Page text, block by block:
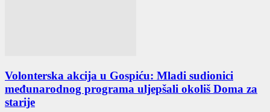
Volonterska akcija u Gospiću: Mladi sudionici
međunarodnog programa uljepšali okoliš Doma za
starije